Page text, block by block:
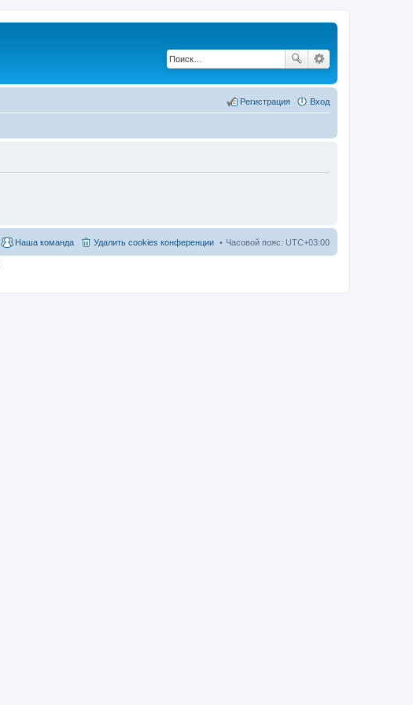
Вход
Регистрация
Часовой пояс: UTC+03:00
Удалить cookies конференции
Наша команда